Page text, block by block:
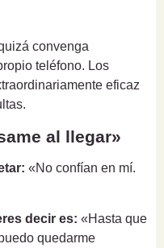
convenga
teléfono. Los
eficaz
al llegar»
«No confían en mí.
decir es: «Hasta que
quedarme